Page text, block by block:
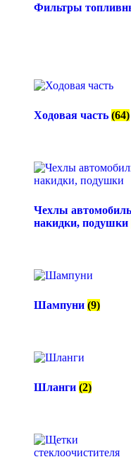
Фильтры
Ходовая часть (64)
Чехлы
накидки, подушки
Шампуни (9)
Шланги (2)